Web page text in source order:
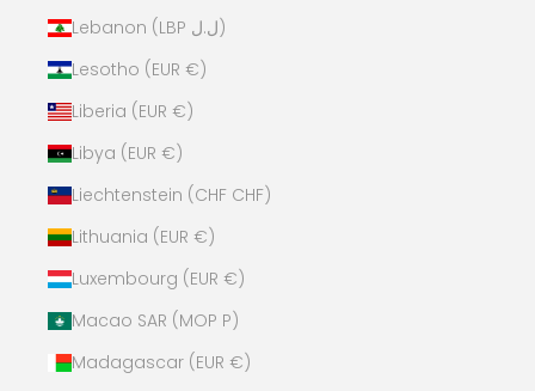
Lebanon (LBP ل.ل)
Lesotho (EUR €)
Liberia (EUR €)
Libya (EUR €)
Liechtenstein (CHF CHF)
Lithuania (EUR €)
Luxembourg (EUR €)
Macao SAR (MOP P)
Madagascar (EUR €)